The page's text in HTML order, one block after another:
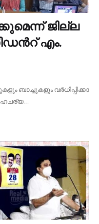
ജി​ല്ല
എം.​
ബാ​ച്ചു​ക​ളും വ​ര്‍ധി​പ്പി​ക്കാ​